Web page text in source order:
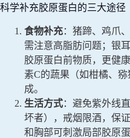
科学补充胶原蛋白的三大途径
食物补充：猪蹄、鸡爪
需注意高脂肪问题；银
胶原蛋白前物质，更健
素C的蔬果（如柑橘、
成。
生活方式：避免紫外线
坏者），戒烟限酒，保证
和胸部可刺激局部胶原蛋